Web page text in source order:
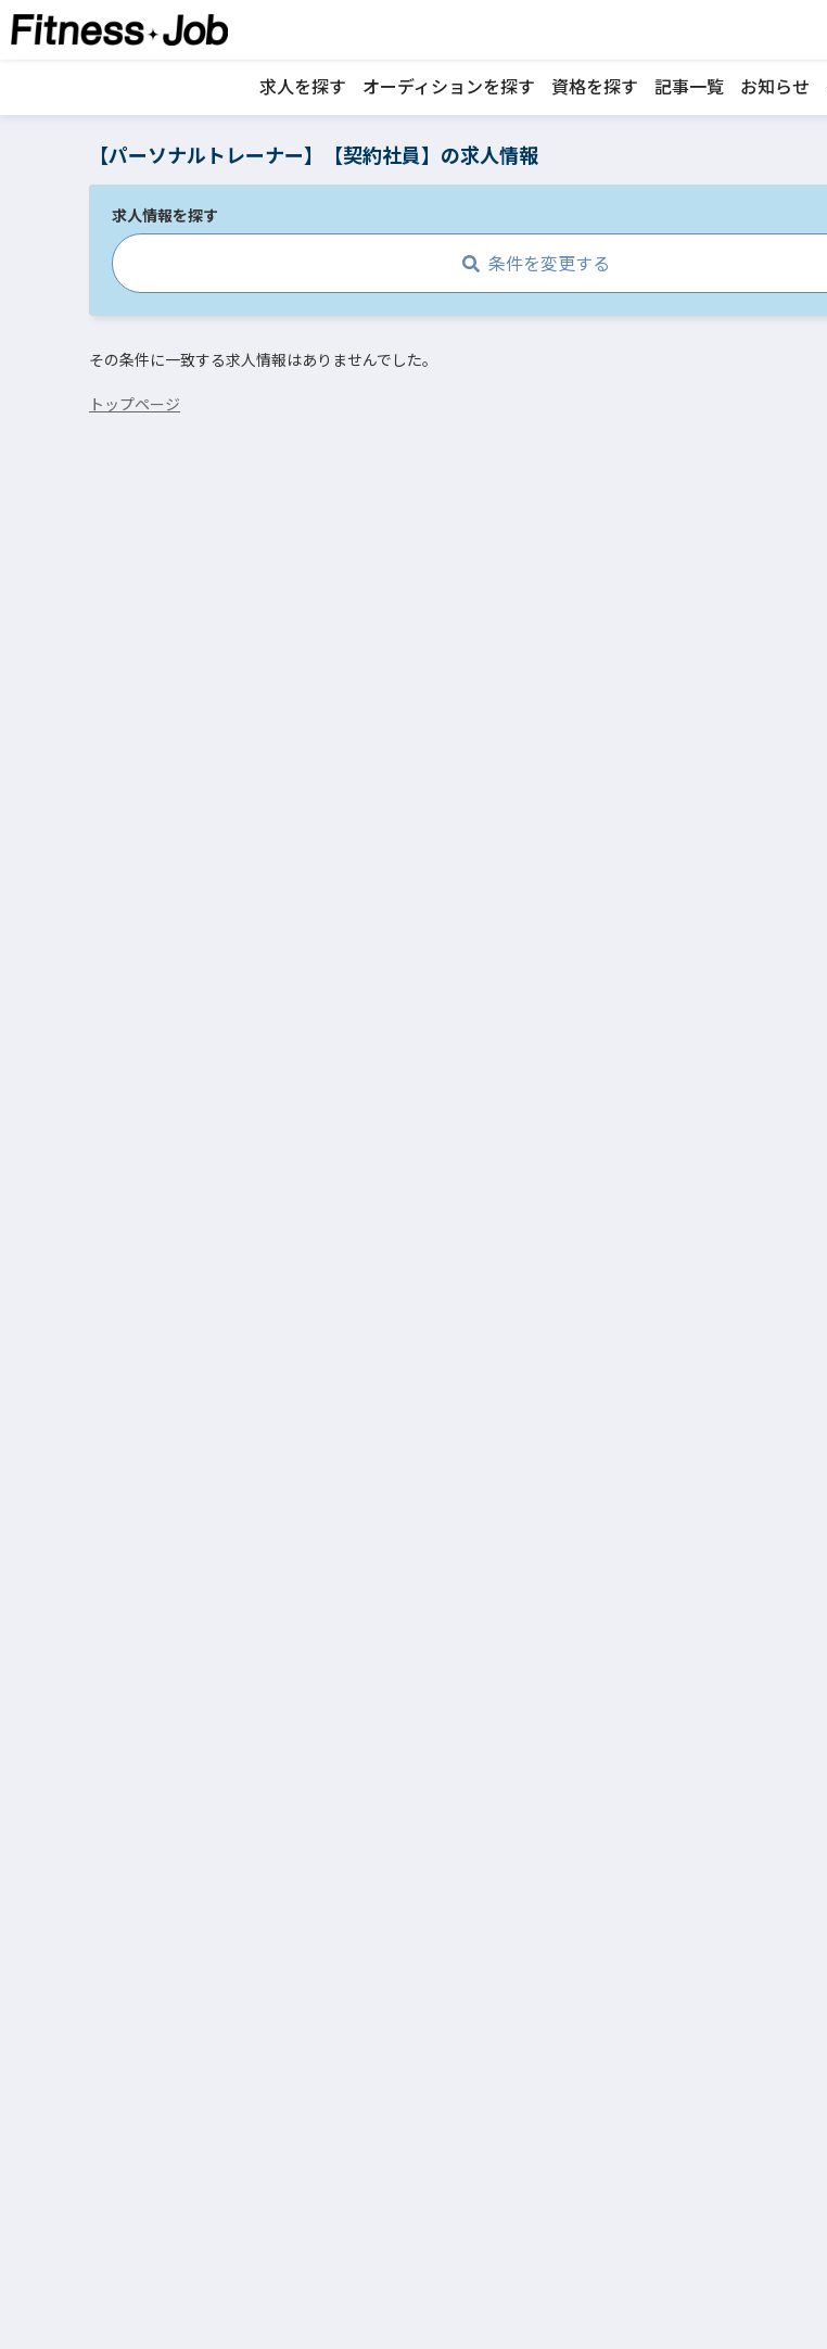
求人を探す オーディションを探す 資格を探す 記事一覧 お知らせ
【パーソナルトレーナー】【契約社員】の求人情報
求人情報を探す
条件を変更する
その条件に一致する求人情報はありませんでした。
トップページ